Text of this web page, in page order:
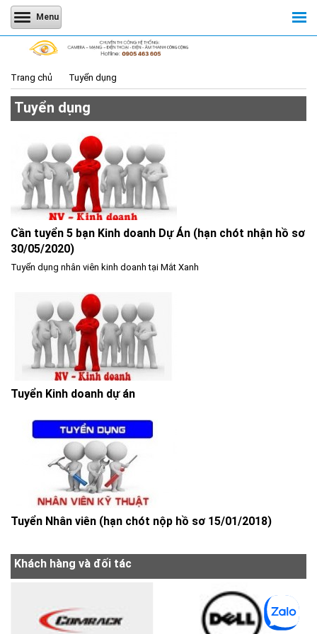
Menu
Trang chủ Tuyển dụng
Tuyển dụng
Cần tuyển 5 bạn Kinh doanh Dự Án (hạn chót nhận hồ sơ
30/05/2020)
Tuyển dụng nhân viên kinh doanh tại Mắt Xanh
Tuyển Kinh doanh dự án
Tuyển Nhân viên (hạn chót nộp hồ sơ 15/01/2018)
Khách hàng và đối tác